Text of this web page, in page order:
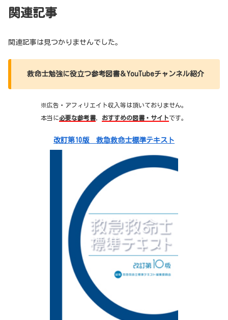
関連記事
関連記事は見つかりませんでした。
救命士勉強に役立つ参考図書＆YouTubeチャンネル紹介
※広告・アフィリエイト収入等は頂いておりません。
本当に必要な参考書， おすすめの図書・サイトです。
改訂第10版 救急救命士標準テキスト